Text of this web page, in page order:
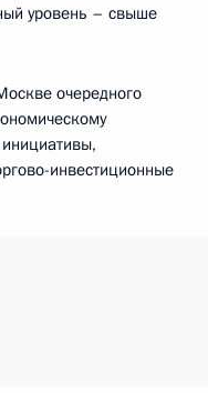
уровень – свыше
очередного
инвестиционные